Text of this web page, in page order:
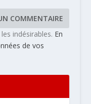
indésirables. En
de vos